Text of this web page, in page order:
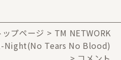
ップページ
TM NETWORK
Night(No Tears No Blood)